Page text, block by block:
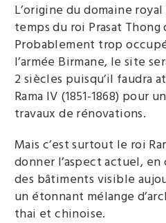
L’origine du domaine
temps du roi Prasat Thong
Probablement trop
l’armée Birmane, le site
2 siècles puisqu’il faudra
Rama IV (1851-1868) pour
travaux de rénovations.
Mais c’est surtout le roi
donner l’aspect actuel,
des bâtiments visible
un étonnant mélange
thai et chinoise.